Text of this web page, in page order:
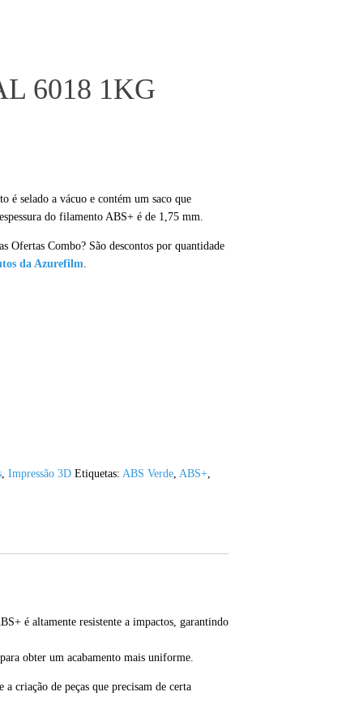
6018 1KG
é selado a vácuo e contém um saco que
do filamento ABS+ é de 1,75 mm.
Ofertas Combo? São descontos por quantidade
da Azurefilm
,Impressão 3D Etiquetas: ABS Verde ABS+
é altamente resistente a impactos, garantindo
obter um acabamento mais uniforme.
criação de peças que precisam de certa